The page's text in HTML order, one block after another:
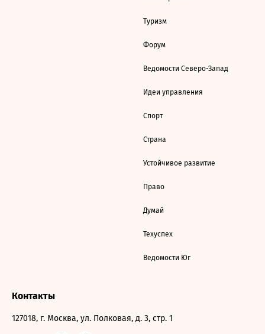
Туризм
Форум
Ведомости Северо-Запад
Идеи управления
Спорт
Страна
Устойчивое развитие
Право
Думай
Техуспех
Ведомости Юг
Контакты
127018, г. Москва, ул. Полковая, д. 3, стр. 1